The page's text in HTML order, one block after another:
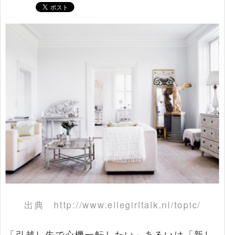
出典 http://www.ellegirltalk.nl/topic/